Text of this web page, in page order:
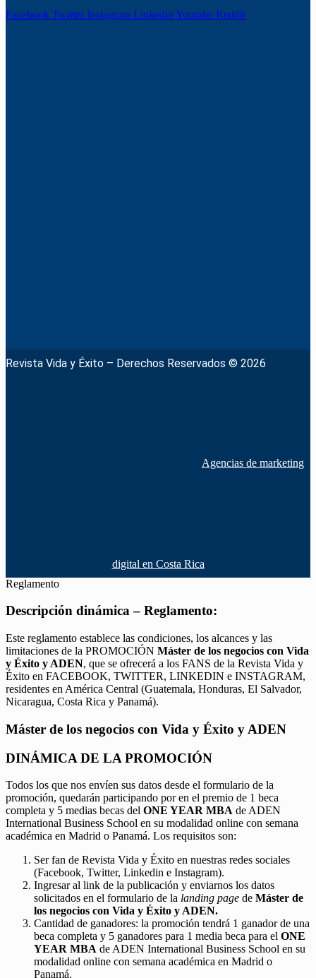
Facebook Twitter Instagram Linkedin Youtube Reddit
Revista Vida y Éxito – Derechos Reservados © 2026
Agencias de marketing
digital en Costa Rica
Reglamento
Descripción dinámica – Reglamento:
Este reglamento establece las condiciones, los alcances y las
limitaciones de la PROMOCIÓN Máster de los negocios con Vida
y Éxito y ADEN, que se ofrecerá a los FANS de la Revista Vida y
Éxito en FACEBOOK, TWITTER, LINKEDIN e INSTAGRAM,
residentes en América Central (Guatemala, Honduras, El Salvador,
Nicaragua, Costa Rica y Panamá).
Máster de los negocios con Vida y Éxito y ADEN
DINÁMICA DE LA PROMOCIÓN
Todos los que nos envíen sus datos desde el formulario de la
promoción, quedarán participando por en el premio de 1 beca
completa y 5 medias becas del ONE YEAR MBA de ADEN
International Business School en su modalidad online con semana
académica en Madrid o Panamá. Los requisitos son:
Ser fan de Revista Vida y Éxito en nuestras redes sociales
(Facebook, Twitter, Linkedin e Instagram).
Ingresar al link de la publicación y enviarnos los datos
solicitados en el formulario de la landing page de Máster de
los negocios con Vida y Éxito y ADEN.
Cantidad de ganadores: la promoción tendrá 1 ganador de una
beca completa y 5 ganadores para 1 media beca para el ONE
YEAR MBA de ADEN International Business School en su
modalidad online con semana académica en Madrid o
Panamá.